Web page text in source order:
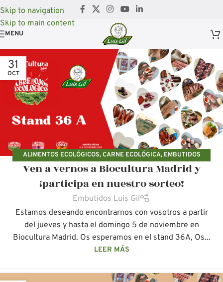
Skip to navigation
Skip to main content
MENU
31
OCT
ALIMENTOS ECOLÓGICOS,CARNE ECOLÓGICA, EMBUTIDOS
ECOLÓGICOS ,FERIAS ECOLÓGICAS
Ven a vernos a Biocultura Madrid y
¡participa en nuestro sorteo!
Embutidos Luis Gil
Estamos deseando encontrarnos con vosotros a partir
del jueves y hasta el domingo 5 de noviembre en
Biocultura Madrid. Os esperamos en el stand 36A, Os...
LEER MÁS